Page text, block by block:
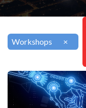
Workshops ×